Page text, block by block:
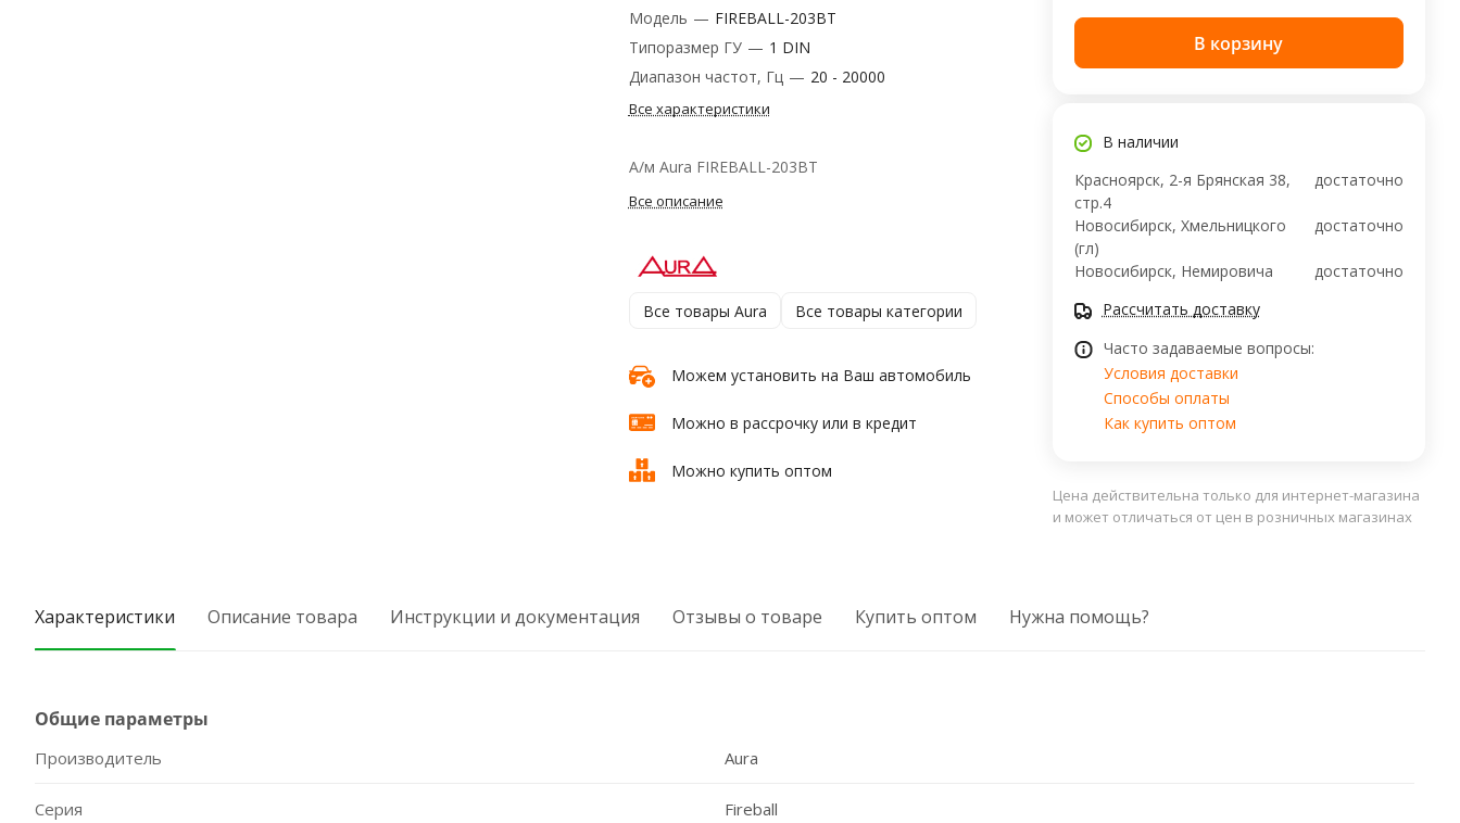
Модель — FIREBALL-203BT
Типоразмер ГУ — 1 DIN
Диапазон частот, Гц — 20 - 20000
Все характеристики
А/м Aura FIREBALL-203BT
Все описание
Все товары Aura Все товары категории
Можем установить на Ваш автомобиль
Можно в рассрочку или в кредит
Можно купить оптом
В корзину
В наличии
Красноярск, 2-я Брянская 38,
стр.4
достаточно
Новосибирск, Хмельницкого
(гл)
достаточно
Новосибирск, ​Немировича
достаточно
Рассчитать доставку
Часто задаваемые вопросы:
Условия доставки
Способы оплаты
Как купить оптом
Цена действительна только для интернет-магазина
и может отличаться от цен в розничных магазинах
Характеристики Описание товара Инструкции и документация Отзывы о товаре Купить оптом Нужна помощь?
Общие параметры
Производитель Aura
Серия Fireball